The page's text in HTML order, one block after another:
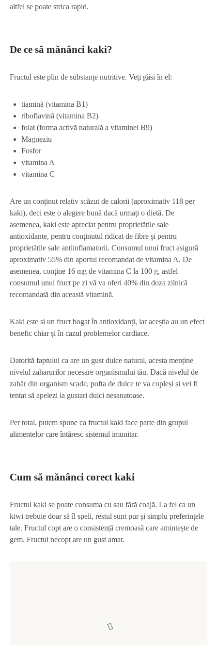
altfel se poate strica rapid.
De ce să mănânci kaki?
Fructul este plin de substanțe nutritive. Veți găsi în el:
tiamină (vitamina B1)
riboflavină (vitamina B2)
folat (forma activă naturală a vitaminei B9)
Magneziu
Fosfor
vitamina A
vitamina C
Are un conținut relativ scăzut de calorii (aproximativ 118 per
kaki), deci este o alegere bună dacă urmați o dietă. De
asemenea, kaki este apreciat pentru proprietățile sale
antioxidante, pentru conținutul ridicat de fibre și pentru
proprietățile sale antiinflamatorii. Consumul unui fruct asigură
aproximativ 55% din aportul recomandat de vitamina A. De
asemenea, conține 16 mg de vitamina C la 100 g, astfel
consumul unui fruct pe zi vă va oferi 40% din doza zilnică
recomandată din această vitamină.
Kaki este si un fruct bogat în antioxidanți, iar aceștia au un efect
benefic chiar și în cazul problemelor cardiace.
Datorită faptului ca are un gust dulce natural, acesta menține
nivelul zaharurilor necesare organismului tău. Dacă nivelul de
zahăr din organism scade, pofta de dulce te va copleși și vei fi
tentat să apelezi la gustari dulci nesanatoase.
Per total, putem spune ca fructul kaki face parte din grupul
alimentelor care întăresc sistemul imunitar.
Cum să mănânci corect kaki
Fructul kaki se poate consuma cu sau fără coajă. La fel ca un
kiwi trebuie doar să îl speli, restul sunt pur și simplu preferințele
tale. Fructul copt are o consistență cremoasă care amintește de
gem. Fructul necopt are un gust amar.